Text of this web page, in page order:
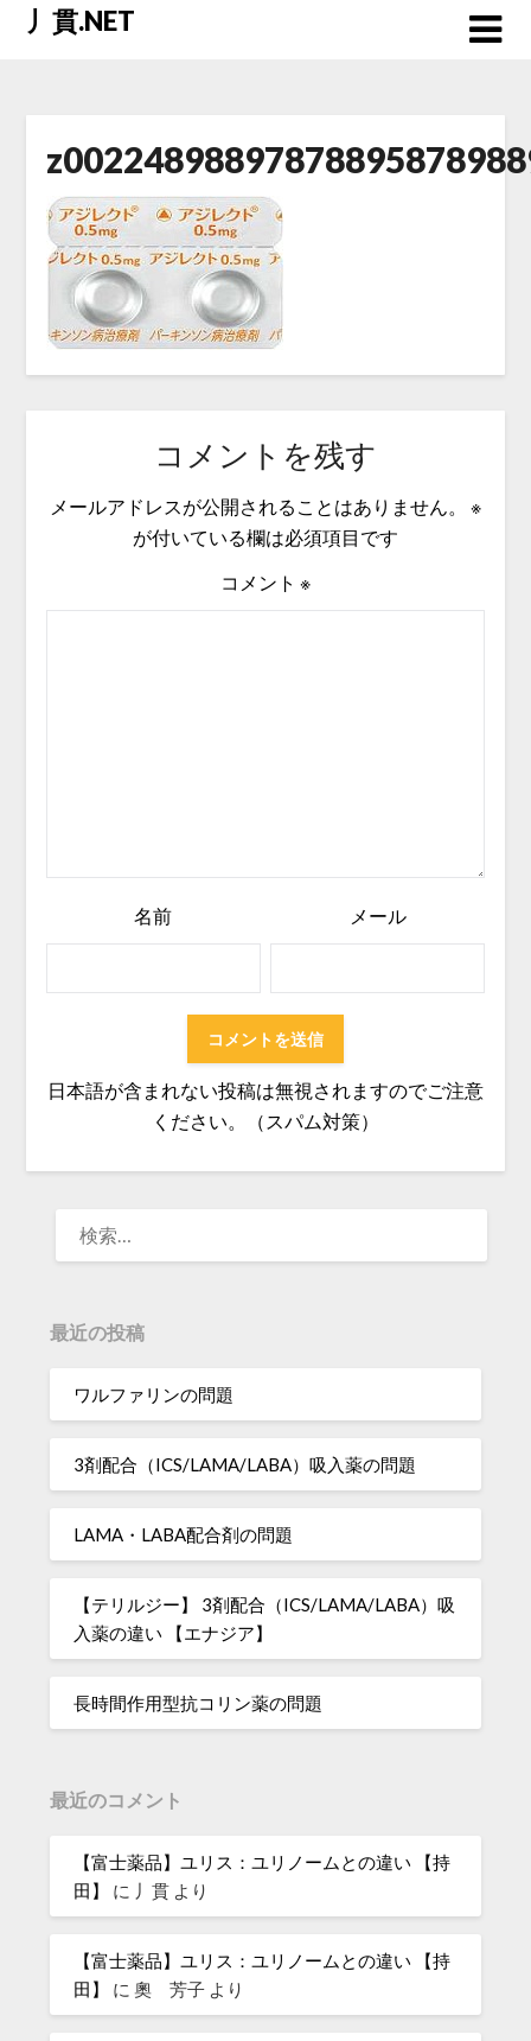
Skip丿貫.NET
コメントを残す
メールアドレスが公開されることはありません。
※
が付いている欄は必須項目です
コメント ※
名前 メール
日本語が含まれない投稿は無視されますのでご注意
ください。（スパム対策）
最近の投稿
ワルファリンの問題
3剤配合（ICS/LAMA/LABA）吸入薬の問題
LAMA・LABA配合剤の問題
【テリルジー】 3剤配合（ICS/LAMA/LABA）吸
入薬の違い 【エナジア】
長時間作用型抗コリン薬の問題
最近のコメント
【富士薬品】ユリス：ユリノームとの違い 【持
田】
に 丿貫 より
【富士薬品】ユリス：ユリノームとの違い 【持
田】
に奧 芳子 より